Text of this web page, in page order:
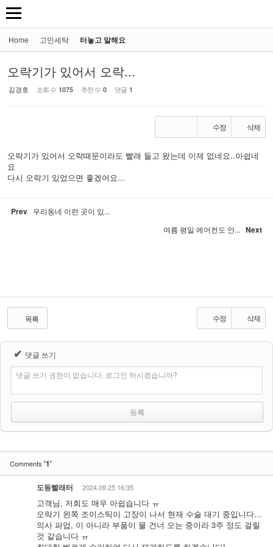
Home 고민세탁 터놓고 말해요
오락기가 있어서 오락...
김경호 조회 수 1075 추천 수 0 댓글 1
수정 삭제
오락기가 있어서 오락때문이라도 빨래 들고 왔는데 이제 없네요..아쉽네
요
다시 오락기 있었으면 좋겠어요...
Prev 우리동네 이런 곳이 있...
여름 평일 에어컨도 안... Next
목록 수정 삭제
✔ 댓글 쓰기
댓글 쓰기 권한이 없습니다. 로그인 하시겠습니까?
Comments '1'
도동빨래터 2024.09.25 16:35
고객님, 저희도 매우 아쉽습니다 ㅠ
오락기 왼쪽 조이스틱이 고장이 나서 현재 수술 대기 중입니다...
의사 파업, 이 아니라 부품이 물 건너 오는 중이라 3주 정도 걸릴
것 같습니다 ㅠ